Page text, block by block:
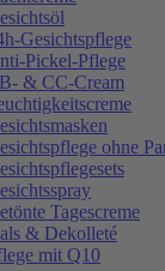
Gesichtspflege
Pickel-Pflege
& CC-Cream
ohne
Tagescreme
& Dekolleté
mit Q10